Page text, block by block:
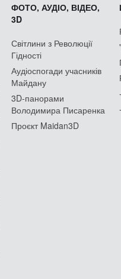
ФОТО, АУДІО, ВІДЕО,
3D
Світлини з Революції
Гідності
Аудіоспогади учасників
Майдану
3D-панорами
Володимира Писаренка
Проєкт Maidan3D